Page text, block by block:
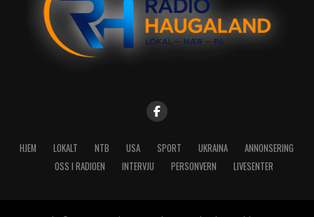
HJEM LOKALT NTB USA SPORT UKRAINA
ANNONSERING
OSS I RADIOEN
INTERVJU PERSONVERN LIVESENTER